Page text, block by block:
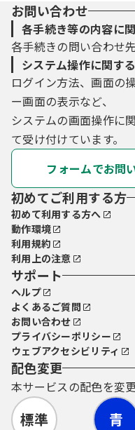
お問い合わせ
各手続き等の内容に
各手続きの問い合わせ
システム操作に関す
ログイン方法、画面の
ー画面の表示など、
システムの画面操作に
て受け付けています。
フォームでお問
初めてご利用する方
初めて利用する方へ
動作環境
利用規約
利用上の注意
サポート
ヘルプ
よくあるご質問
お問い合わせ
プライバシーポリシー
ウェブアクセシビリティ
配色変更
本サービスの配色を変
標準 青